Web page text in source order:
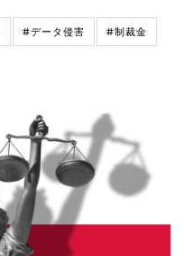
#データ侵害 #制裁金